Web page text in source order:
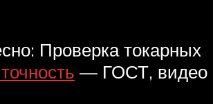
Проверка токарных
— ГОСТ, видео